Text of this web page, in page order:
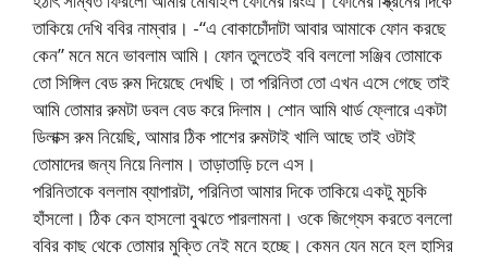
তাকিয়ে দেখি ববির নাম্বার। -“এ বোকাচোঁদাটা আবার আমাকে ফোন করছে
কেন” মনে মনে ভাবলাম আমি। ফোন তুলতেই ববি বললো সঞ্জিব তোমাকে
তো সিঙ্গিল বেড রুম দিয়েছে দেখছি। তা পরিনিতা তো এখন এসে গেছে তাই
আমি তোমার রুমটা ডবল বেড করে দিলাম। শোন আমি থার্ড ফ্লোরে একটা
ডিলাক্স রুম নিয়েছি, আমার ঠিক পাশের রুমটাই খালি আছে তাই ওটাই
তোমাদের জন্য নিয়ে নিলাম। তাড়াতাড়ি চলে এস।
পরিনিতাকে বললাম ব্যাপারটা, পরিনিতা আমার দিকে তাকিয়ে একটু মুচকি
হাঁসলো। ঠিক কেন হাসলো বুঝতে পারলামনা। ওকে জিগ্যেস করতে বললো
ববির কাছ থেকে তোমার মুক্তি নেই মনে হচ্ছে। কেমন যেন মনে হল হাসির